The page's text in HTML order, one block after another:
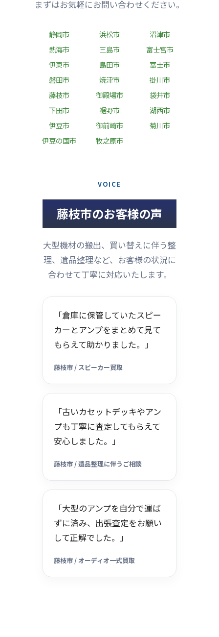
まずはお気軽にお問い合わせください。
静岡市 浜松市
沼津市
熱海市
三島市
富士宮市
伊東市
島田市
富士市
磐田市
焼津市
掛川市
藤枝市
御殿場市
袋井市
下田市
裾野市
湖西市
伊豆市
御前崎市
菊川市
伊豆の国市
牧之原市
VOICE
藤枝市のお客様の声
大型機材の搬出、買い替えに伴う整
理、遺品整理など、お客様の状況に
合わせて丁寧に対応いたします。
「倉庫に保管していたスピー
カーとアンプをまとめて見て
もらえて助かりました。」
藤枝市 / スピーカー買取
「古いカセットデッキやアン
プも丁寧に査定してもらえて
安心しました。」
藤枝市 / 遺品整理に伴うご相談
「大型のアンプを自分で運ば
ずに済み、出張査定をお願い
して正解でした。」
藤枝市 / オーディオ一式買取